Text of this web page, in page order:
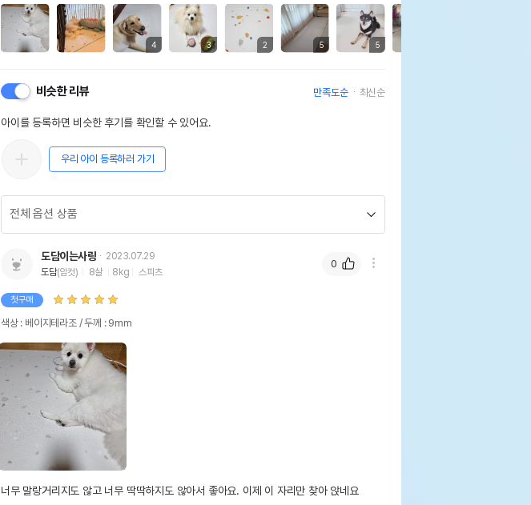
4 3 2 5 5
비슷한 리뷰 만족도순 최신순
아이를 등록하면 비슷한 후기를 확인할 수 있어요.
우리 아이 등록하러 가기
도담이는사랑
2023.07.29
도담(암컷) 8살 8kg 스피츠
첫구매
색상 : 베이지테라조 / 두께 : 9mm
너무 말랑거리지도 않고 너무 딱딱하지도 않아서 좋아요. 이제 이 자리만 찾아 앉네요
0